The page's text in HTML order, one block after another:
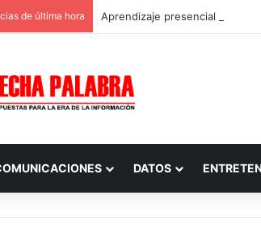
de última hora Aprendizaje presencial vs. por
DATOS